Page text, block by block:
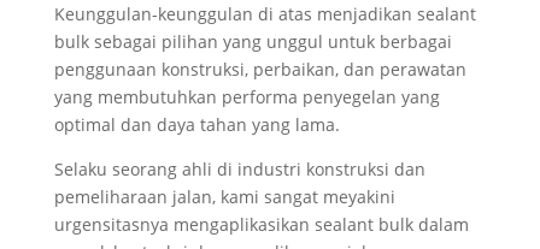
Keunggulan-keunggulan di atas menjadikan sealant
bulk sebagai pilihan yang unggul untuk berbagai
penggunaan konstruksi, perbaikan, dan perawatan
yang membutuhkan performa penyegelan yang
optimal dan daya tahan yang lama.
Selaku seorang ahli di industri konstruksi dan
pemeliharaan jalan, kami sangat meyakini
urgensitasnya mengaplikasikan sealant bulk dalam